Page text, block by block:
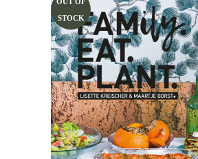
OUT OF
STOCK